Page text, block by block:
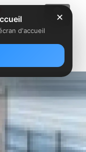
✕
d'accueil